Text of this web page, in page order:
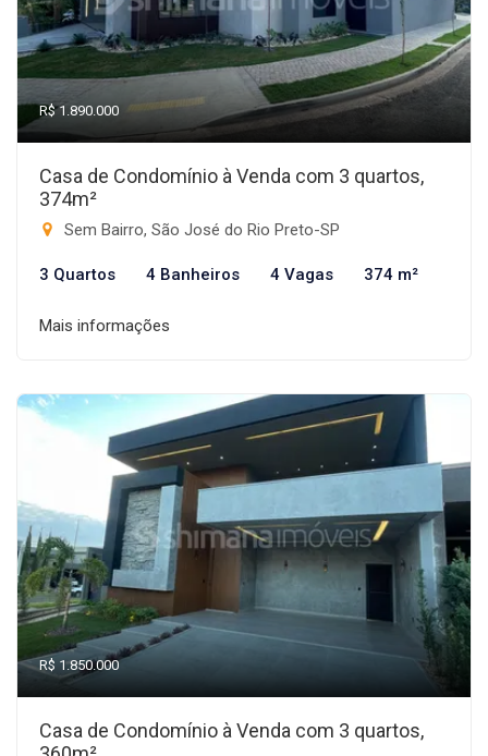
R$ 1.890.000
Casa de Condomínio à Venda com 3 quartos,
374m²
Sem Bairro, São José do Rio Preto-SP
3 Quartos 4 Banheiros 4 Vagas 374 m²
Mais informações
R$ 1.850.000
Casa de Condomínio à Venda com 3 quartos,